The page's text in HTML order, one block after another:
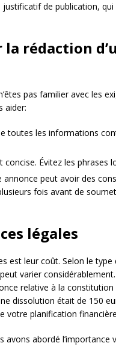
de publication,
rédaction
pas familier avec les
aider:
toutes les informations
Évitez les phrases
peut avoir des
fois avant de
légales
est leur coût. Selon le type
varier
relative à la constitution
dissolution était de 150
votre planification
abordé l’importance